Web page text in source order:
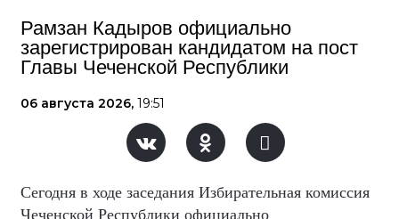
Рамзан Кадыров официально
зарегистрирован кандидатом на пост
Главы Чеченской Республики
06 августа 2026, 19:51
Сегодня в ходе заседания Избирательная комиссия
Чеченской Республики официально